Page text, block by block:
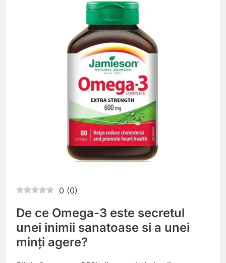
0 (0)
De ce Omega-3 este secretul
unei inimii sanatoase si a unei
minți agere?